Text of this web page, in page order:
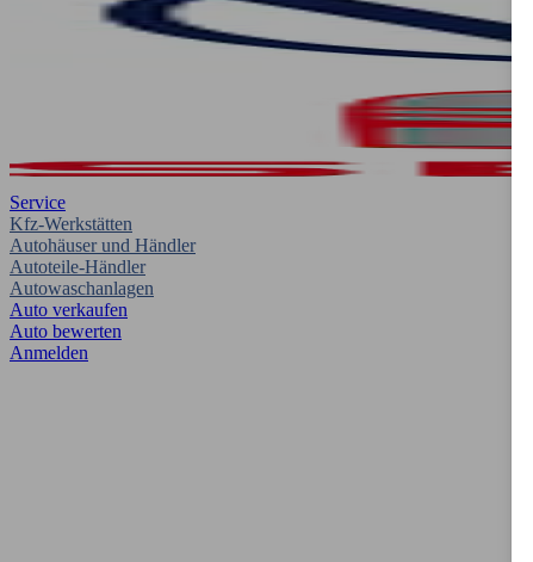
Service
Kfz-Werkstätten
Autohäuser und Händler
Autoteile-Händler
Autowaschanlagen
Auto verkaufen
Auto bewerten
Anmelden